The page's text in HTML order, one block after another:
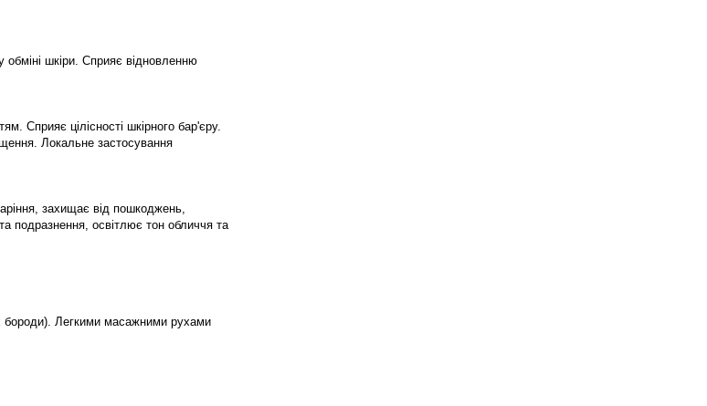
обміні шкіри. Сприяє відновленню
Сприяє цілісності шкірного бар'єру.
Локальне застосування
захищає від пошкоджень,
подразнення, освітлює тон обличчя та
бороди). Легкими масажними рухами